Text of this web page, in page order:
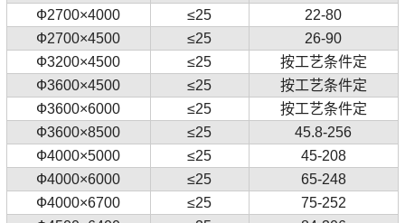
Ф2700×4000
≤25
22-80
Ф2700×4500
≤25
26-90
Ф3200×4500
≤25
按工艺条件定
Ф3600×4500
≤25
按工艺条件定
Ф3600×6000
≤25
按工艺条件定
Ф3600×8500
≤25
45.8-256
Ф4000×5000
≤25
45-208
Ф4000×6000
≤25
65-248
Ф4000×6700
≤25
75-252